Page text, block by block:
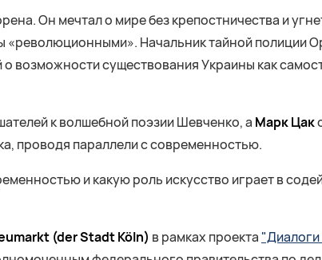
Он мечтал о мире без крепостничества и
«революционными». Начальник тайной полиции
возможности существования Украины как
к волшебной поэзии Шевченко, а Марк Цак
проводя параллели с современностью.
и какую роль искусство играет в
(der Stadt Köln) в рамках проекта "Диалоги